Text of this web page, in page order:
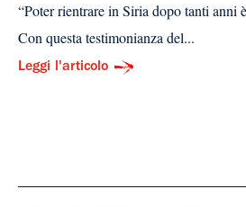
“Poter rientrare in Siria dopo tanti anni
Con questa testimonianza del...
Leggi l'articolo